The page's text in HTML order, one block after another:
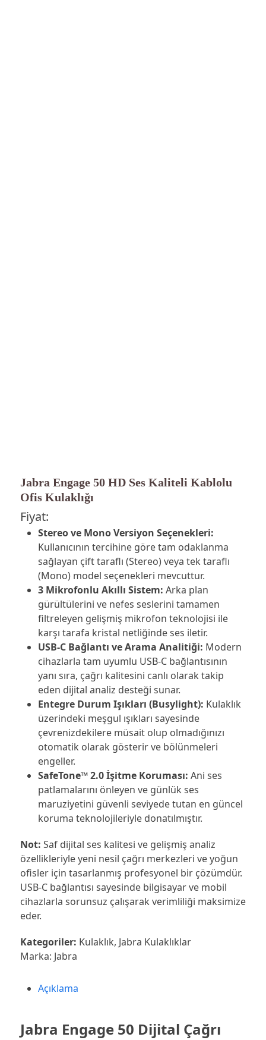
Jabra Engage 50 HD Ses Kaliteli Kablolu
Ofis Kulaklığı
Fiyat:
Stereo ve Mono Versiyon Seçenekleri:
Kullanıcının tercihine göre tam odaklanma
sağlayan çift taraflı (Stereo) veya tek taraflı
(Mono) model seçenekleri mevcuttur.
3 Mikrofonlu Akıllı Sistem: Arka plan
gürültülerini ve nefes seslerini tamamen
filtreleyen gelişmiş mikrofon teknolojisi ile
karşı tarafa kristal netliğinde ses iletir.
USB-C Bağlantı ve Arama Analitiği: Modern
cihazlarla tam uyumlu USB-C bağlantısının
yanı sıra, çağrı kalitesini canlı olarak takip
eden dijital analiz desteği sunar.
Entegre Durum Işıkları (Busylight): Kulaklık
üzerindeki meşgul ışıkları sayesinde
çevrenizdekilere müsait olup olmadığınızı
otomatik olarak gösterir ve bölünmeleri
engeller.
SafeTone™ 2.0 İşitme Koruması: Ani ses
patlamalarını önleyen ve günlük ses
maruziyetini güvenli seviyede tutan en güncel
koruma teknolojileriyle donatılmıştır.
Not: Saf dijital ses kalitesi ve gelişmiş analiz
özellikleriyle yeni nesil çağrı merkezleri ve yoğun
ofisler için tasarlanmış profesyonel bir çözümdür.
USB-C bağlantısı sayesinde bilgisayar ve mobil
cihazlarla sorunsuz çalışarak verimliliği maksimize
eder.
Kategoriler: Kulaklık, Jabra Kulaklıklar
Marka: Jabra
Açıklama
Jabra Engage 50 Dijital Çağrı